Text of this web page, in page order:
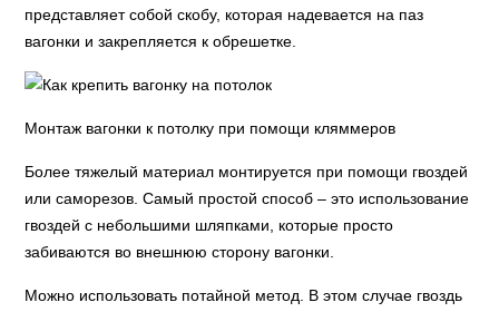
представляет собой скобу, которая надевается на паз
вагонки и закрепляется к обрешетке.
Монтаж вагонки к потолку при помощи кляммеров
Более тяжелый материал монтируется при помощи гвоздей
или саморезов. Самый простой способ – это использование
гвоздей с небольшими шляпками, которые просто
забиваются во внешнюю сторону вагонки.
Можно использовать потайной метод. В этом случае гвоздь